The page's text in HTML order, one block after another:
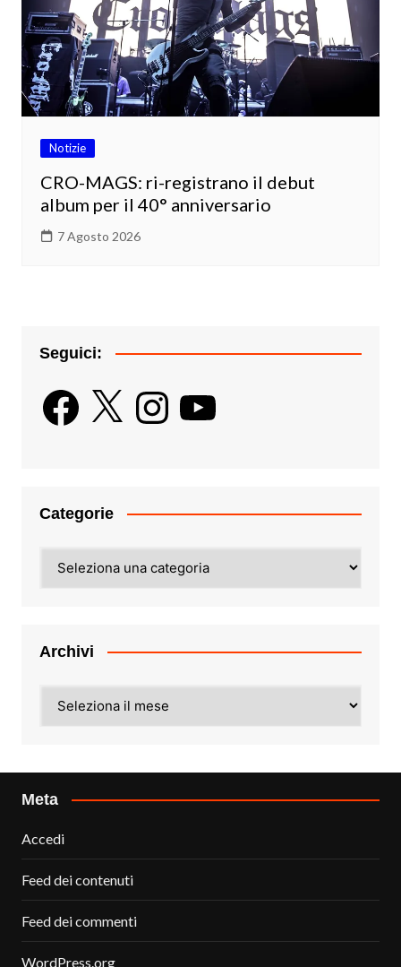
Notizie
CRO-MAGS: ri-registrano il debut
album per il 40° anniversario
7 Agosto 2026
Seguici:
Facebook
X InstagramYouTube
Categorie
Archivi
Meta
Accedi
Feed dei contenuti
Feed dei commenti
WordPress.org